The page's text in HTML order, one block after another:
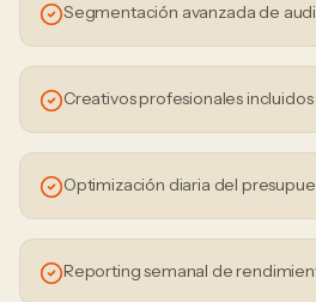
Segmentación avanzada de
Creativos profesionales incluidos
Optimización diaria del
Reporting semanal de